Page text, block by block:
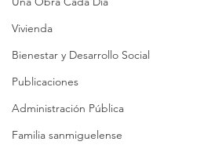
Vivienda
Bienestar y Desarrollo Social
Publicaciones
Administración Pública
Familia sanmiguelense